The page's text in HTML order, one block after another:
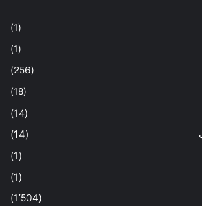
(1)
(1)
(256)
(18)
(14)
(14)
(1)
(1)
(1٬504)